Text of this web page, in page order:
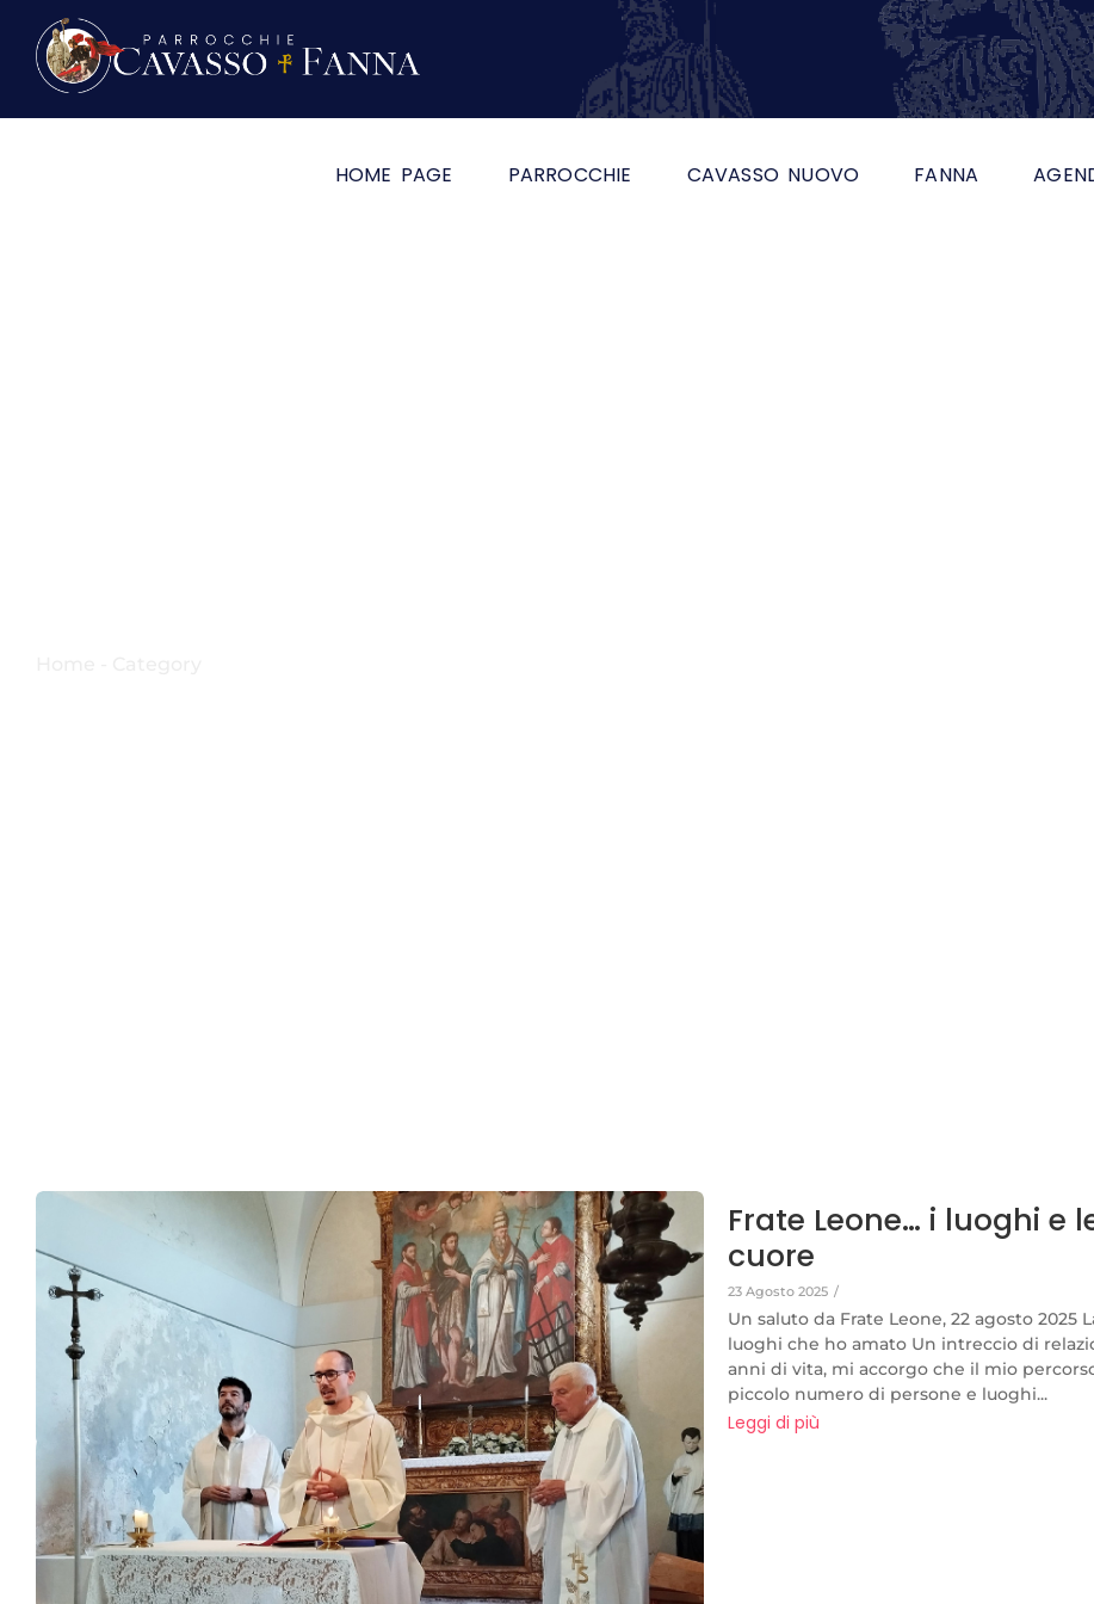
HOME PAGE PARROCCHIE CAVASSO NUOVO FANNA
Frate Leone… i luoghi e
cuore
23 Agosto 2025 /
Un saluto da Frate Leone, 22 agosto 2025
luoghi che ho amato Un intreccio di
anni di vita, mi accorgo che il mio
piccolo numero di persone e luoghi...
Leggi di più